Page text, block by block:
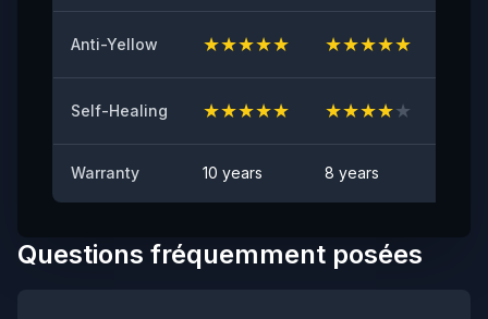
CONFORME
Anti-taches
Anti-Yellow ★★★★★ ★★★★★
Self-Healing ★★★★★ ★★★★★
Warranty 10 years 8 years
Questions fréquemment posées